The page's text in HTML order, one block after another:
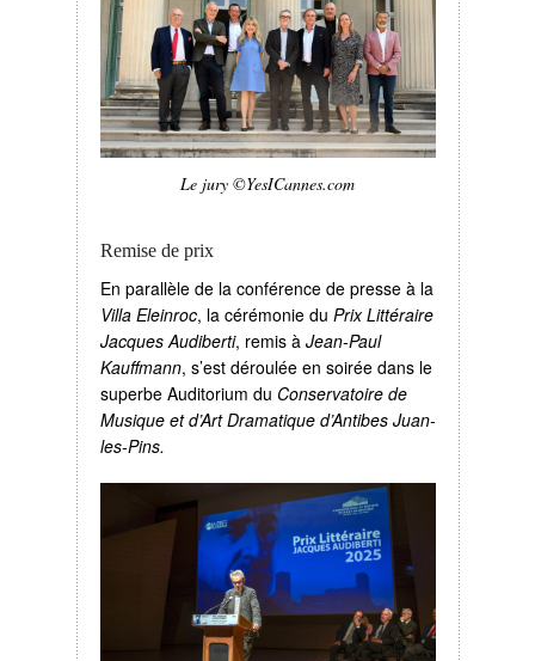
Le jury ©YesICannes.com
Remise de prix
En parallèle de la conférence de presse à la
Villa Eleinroc, la cérémonie du Prix Littéraire
Jacques Audiberti, remis à Jean-Paul
Kauffmann, s’est déroulée en soirée dans le
superbe Auditorium du Conservatoire de
Musique et d’Art Dramatique d’Antibes Juan-
les-Pins.